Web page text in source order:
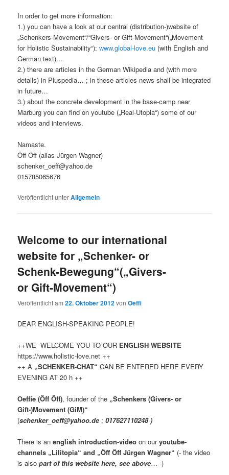
In order to get more information:
1.) you can have a look at our central (distribution-)website of
„Schenkers-Movement“/“Givers- or Gift-Movement“(„Movement
for Holistic Sustainability“):www.global-love.eu (with English and
German text)…
2.) there are articles in the German Wikipedia and (with more
details) in Pluspedia… ; in these articles news shall be integrated
in future…
3.) about the concrete development in the base-camp near
Marburg you can find on youtube („Real-Utopia“) some of our
videos and interviews.
Namaste.
Öff Öff (alias Jürgen Wagner)
schenker_oeff@yahoo.de
015785065676
Veröffentlicht unterAllgemein
Welcome to our international
website for „Schenker- or
Schenk-Bewegung“(„Givers-
or Gift-Movement“)
Veröffentlicht am22. Oktober 2012vonOeffi
DEAR ENGLISH-SPEAKING PEOPLE!
++WE WELCOME YOU TO OUR ENGLISH WEBSITE
https://www.holistic-love.net ++
++ A „SCHENKER-CHAT“ CAN BE ENTERED HERE EVERY
EVENING AT 20 h ++
Oeffie (Öff Öff), founder of the „Schenkers (Givers- or
Gift-)Movement (GiM)“
(schenker_oeff@yahoo.de ;017627110248 )
There is anenglish introduction-video on ouryoutube-
channels „Lilitopia“ and „Öff Öff Jürgen Wagner“ (- the video
is alsopart of this website here, see above… -)